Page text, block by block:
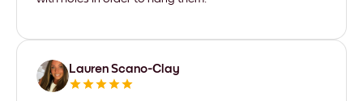
Lauren Scano-Clay